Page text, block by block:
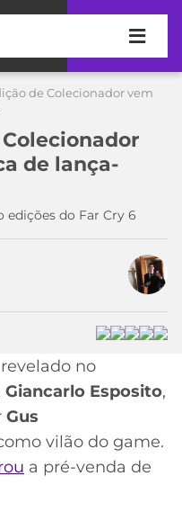
de Colecionador vem
de lança-
do Far Cry 6
no
Giancarlo Esposito,
Gus
vilão do game.
a pré-venda de